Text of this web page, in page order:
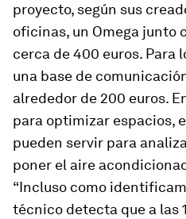
proyecto, según sus
oficinas, un Omega junto
cerca de 400 euros. Para
una base de
alrededor de 200 euros.
para optimizar espacios,
pueden servir para
poner el aire
“Incluso como
técnico detecta que a las